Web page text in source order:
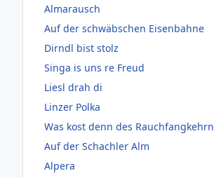
Almarausch
Auf der schwäbschen Eisenbahne
Dirndl bist stolz
Singa is uns re Freud
Liesl drah di
Linzer Polka
Was kost denn des Rauchfangkehrn
Auf der Schachler Alm
Alpera